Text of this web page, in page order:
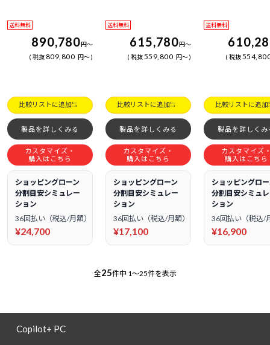
送料無料
890,780円～
税抜809,800 円～
比較リストに追加
製品を詳しくみる
カスタマイズ・
購入はこちら
ショッピングローン
分割目安シミュレー
ション
36回払い（税込/月額）
¥24,700
送料無料
615,780円～
税抜559,800 円～
比較リストに追加
製品を詳しくみる
カスタマイズ・
購入はこちら
ショッピングローン
分割目安シミュレー
ション
36回払い（税込/月額）
¥17,100
送料無料
税抜
比較リストに追加
製品を詳しくみ
カスタマイズ
購入はこちら
ショッピングロ
分割目安シミュ
ション
36回払い（税込/
¥16,900
全25件中 1～25件を表示
Copilot+ PC